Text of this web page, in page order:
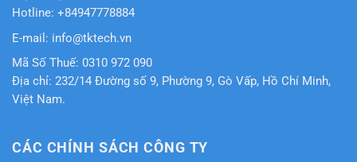
Hotline: +84947778884
E-mail: info@tktech.vn
Mã Số Thuế: 0310 972 090
Địa chỉ: 232/14 Đường số 9, Phường 9, Gò Vấp, Hồ Chí Minh,
Việt Nam.
CÁC CHÍNH SÁCH CÔNG TY